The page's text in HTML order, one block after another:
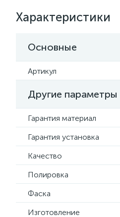
Характеристики
Основные
Артикул
Другие параметры
Гарантия материал
Гарантия установка
Качество
Полировка
Фаска
Изготовление